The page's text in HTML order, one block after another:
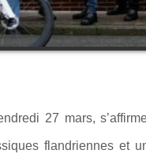
27 mars,
flandriennes et